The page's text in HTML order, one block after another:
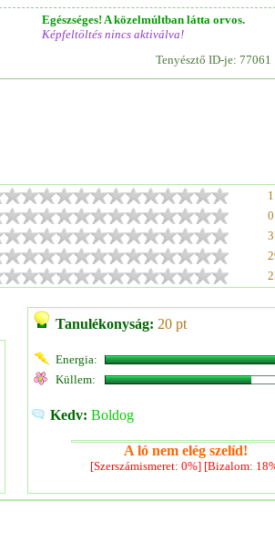
Egészséges! A közelmúltban látta orvos.
Képfeltöltés nincs aktiválva!
Tenyésztő ID-je: 77061
Tanulékonyság: 20 pt
Energia:
Küllem:
Kedv: Boldog
A ló nem elég szelíd!
[Szerszámismeret: 0%] [Bizalom: